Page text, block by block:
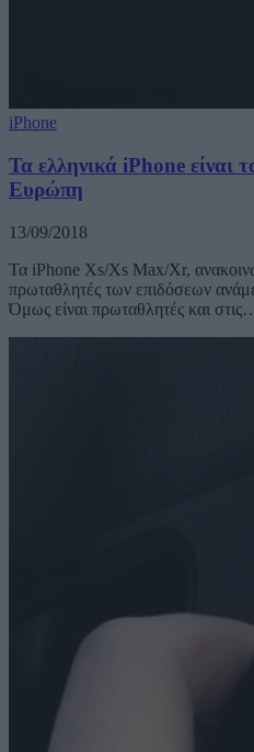
iPhone
Τα ελληνικά iPhone είναι
Ευρώπη
13/09/2018
Τα iPhone Xs/Xs Max/Xr,
πρωταθλητές των επιδόσεων
Όμως είναι πρωταθλητές και